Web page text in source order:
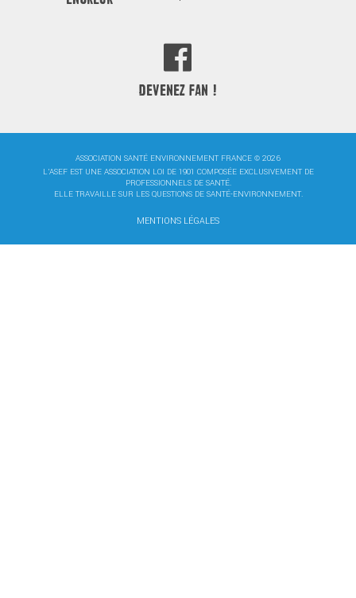
DEVENEZ FAN !
ASSOCIATION SANTÉ ENVIRONNEMENT FRANCE © 2026
L'ASEF EST UNE ASSOCIATION LOI DE 1901 COMPOSÉE EXCLUSIVEMENT DE
PROFESSIONNELS DE SANTÉ.
ELLE TRAVAILLE SUR LES QUESTIONS DE SANTÉ-ENVIRONNEMENT.
MENTIONS LÉGALES